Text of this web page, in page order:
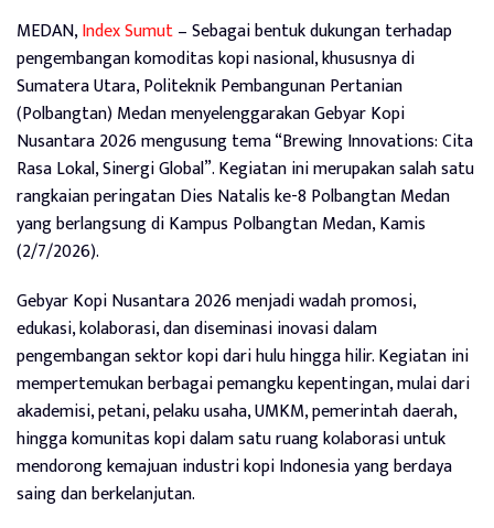
MEDAN,Index Sumut– Sebagai bentuk dukungan terhadap
pengembangan komoditas kopi nasional, khususnya di
Sumatera Utara, Politeknik Pembangunan Pertanian
(Polbangtan) Medan menyelenggarakan Gebyar Kopi
Nusantara 2026 mengusung tema “Brewing Innovations: Cita
Rasa Lokal, Sinergi Global”. Kegiatan ini merupakan salah satu
rangkaian peringatan Dies Natalis ke-8 Polbangtan Medan
yang berlangsung di Kampus Polbangtan Medan, Kamis
(2/7/2026).
Gebyar Kopi Nusantara 2026 menjadi wadah promosi,
edukasi, kolaborasi, dan diseminasi inovasi dalam
pengembangan sektor kopi dari hulu hingga hilir. Kegiatan ini
mempertemukan berbagai pemangku kepentingan, mulai dari
akademisi, petani, pelaku usaha, UMKM, pemerintah daerah,
hingga komunitas kopi dalam satu ruang kolaborasi untuk
mendorong kemajuan industri kopi Indonesia yang berdaya
saing dan berkelanjutan.